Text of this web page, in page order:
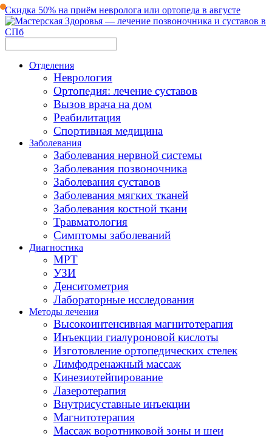
Скидка 50% на приём невролога или ортопеда в августе
Отделения
Неврология
Ортопедия: лечение суставов
Вызов врача на дом
Реабилитация
Спортивная медицина
Заболевания
Заболевания нервной системы
Заболевания позвоночника
Заболевания суставов
Заболевания мягких тканей
Заболевания костной ткани
Травматология
Симптомы заболеваний
Диагностика
МРТ
УЗИ
Денситометрия
Лабораторные исследования
Методы лечения
Высокоинтенсивная магнитотерапия
Инъекции гиалуроновой кислоты
Изготовление ортопедических стелек
Лимфодренажный массаж
Кинезиотейпирование
Лазеротерапия
Внутрисуставные инъекции
Магнитотерапия
Массаж воротниковой зоны и шеи